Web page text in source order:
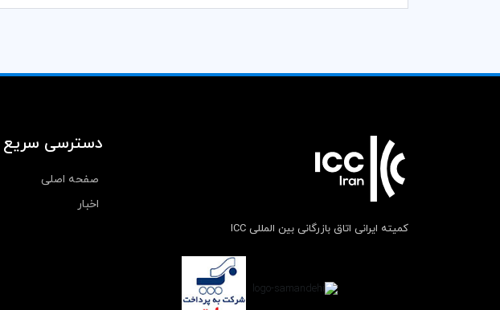
کمیته ایرانی اتاق بازرگانی بین المللی ICC
دسترسی سریع
صفحه اصلی
اخبار